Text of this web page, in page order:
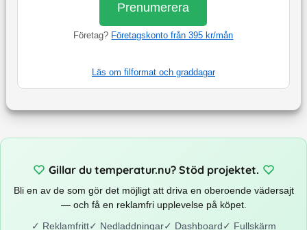
Prenumerera
Företag? Företagskonto från 395 kr/mån
Läs om filformat och graddagar
Gillar du temperatur.nu? Stöd projektet.
Bli en av de som gör det möjligt att driva en oberoende vädersajt
— och få en reklamfri upplevelse på köpet.
✓ Reklamfritt✓ Nedladdningar✓ Dashboard✓ Fullskärm